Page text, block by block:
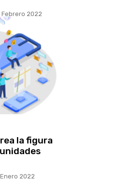
Febrero 2022
la figura
2022